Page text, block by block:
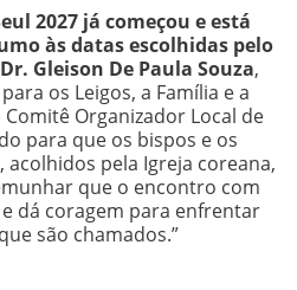
2027 já começou e está
às datas escolhidas pelo
Gleison De Paula Souza,
os Leigos, a Família e a
Organizador Local de
para que os bispos e os
pela Igreja coreana,
que o encontro com
dá coragem para enfrentar
são chamados.”